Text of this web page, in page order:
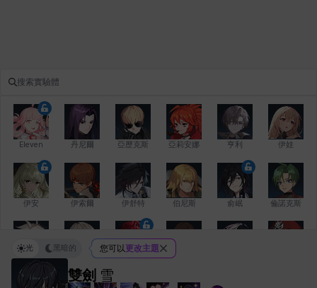
Eleven 丹尼爾 亞歷克斯 亞莉安娜 亨利 伊娃
伊安 伊索爾 伊舒特 伯尼斯 俞岷 倫諾克斯
傑琪 克雷弗
雙劍 雪
光 黑暗的 您可以更改主題